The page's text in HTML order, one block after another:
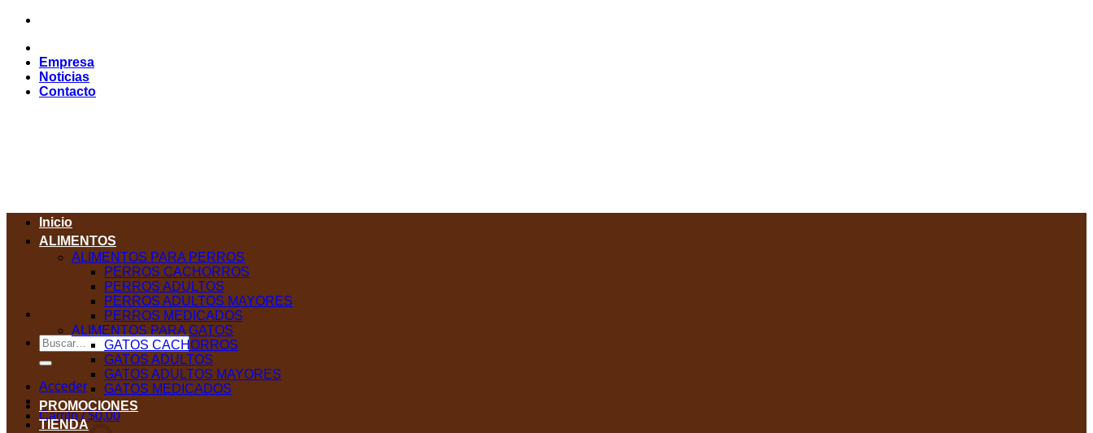
Saltar
contenido
Empresa
Noticias
Contacto
Buscar
por:
Acceder
Carrito /$0,00
Inicio
ALIMENTOS
ALIMENTOS PARA PERROS
PERROS CACHORROS
PERROS ADULTOS
PERROS ADULTOS MAYORES
PERROS MEDICADOS
ALIMENTOS PARA GATOS
GATOS CACHORROS
GATOS ADULTOS
GATOS ADULTOS MAYORES
GATOS MEDICADOS
PROMOCIONES
TIENDA